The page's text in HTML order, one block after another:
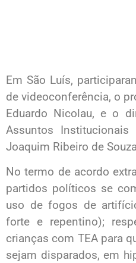
Em São Luís,
de videoconferência, o
Eduardo Nicolau, e o
Assuntos
Joaquim Ribeiro de
No termo de acordo
partidos políticos se
uso de fogos de
forte e repentino);
crianças com TEA para
sejam disparados, em